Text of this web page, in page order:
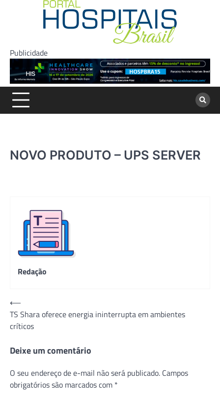
Publicidade
NOVO PRODUTO – UPS SERVER
Redação
Navegação
de
Post
⟵
TS Shara oferece energia ininterrupta em ambientes
críticos
Deixe um comentário
O seu endereço de e-mail não será publicado. Campos
obrigatórios são marcados com *